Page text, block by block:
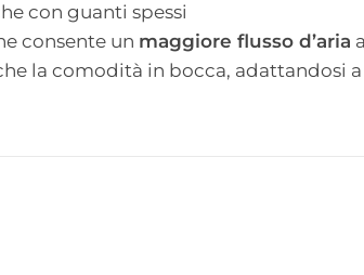
con guanti spessi
consente un maggiore flusso d’aria
la comodità in bocca, adattandosi